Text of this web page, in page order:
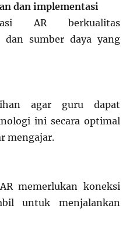
dan implementasi
AR berkualitas
dan sumber daya yang
agar guru dapat
ini secara optimal
mengajar.
memerlukan koneksi
untuk menjalankan